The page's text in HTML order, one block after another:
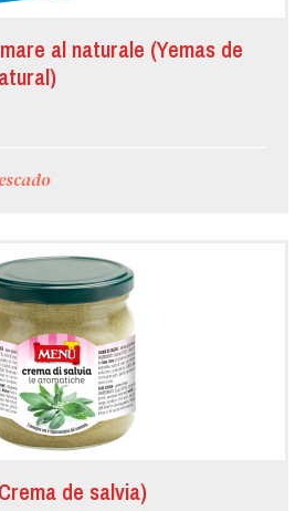
al naturale (Yemas de
de salvia)